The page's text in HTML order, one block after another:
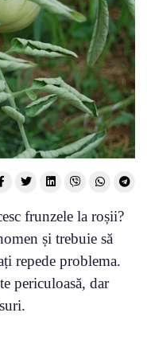
frunzele la roșii?
și trebuie să
repede problema.
periculoasă, dar